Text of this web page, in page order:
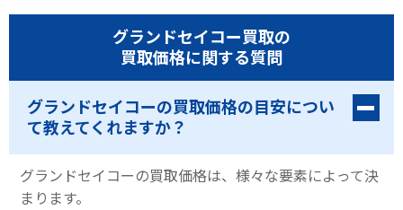
グランドセイコー買取の
買取価格に関する質問
グランドセイコーの買取価格の目安につい
て教えてくれますか？
グランドセイコーの買取価格は、様々な要素によって決
まります。